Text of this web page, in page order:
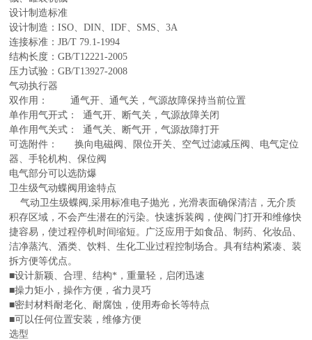
设计制造标准
设计制造：ISO、DIN、IDF、SMS、3A
连接标准：JB/T 79.1-1994
结构长度：GB/T12221-2005
压力试验：GB/T13927-2008
气动执行器
双作用： 通气开、通气关，气源故障保持当前位置
单作用气开式： 通气开、断气关，气源故障关闭
单作用气关式： 通气关、断气开，气源故障打开
可选附件： 换向电磁阀、限位开关、空气过滤减压阀、电气定位
器、手轮机构、保位阀
电气部分可以选防爆
卫生级气动蝶阀 用途特点
气动卫生级蝶阀,采用标准电子抛光，光滑表面确保清洁，无介质
积存区域，不会产生潜在的污染。快速拆装阀，使阀门打开和维修快
捷容易，使过程停机时间缩短。广泛应用于如食品、制药、化妆品、
洁净蒸汽、酒类、饮料、生化工业过程控制场合。具有结构紧凑、装
拆方便等优点。
■设计新颖、合理、结构*，重量轻，启闭迅速
■操力矩小，操作方便，省力灵巧
■密封材料耐老化、耐腐蚀，使用寿命长等特点
■可以任何位置安装，维修方便
选型